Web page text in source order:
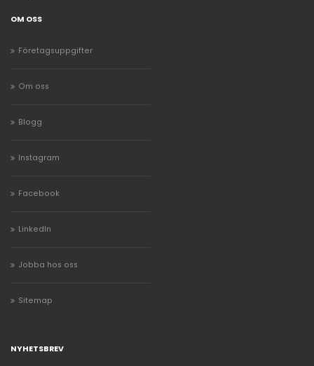
OM OSS
Företagsuppgifter
Om oss
Blogg
Instagram
Facebook
LinkedIn
Jobba hos oss
Sitemap
NYHETSBREV